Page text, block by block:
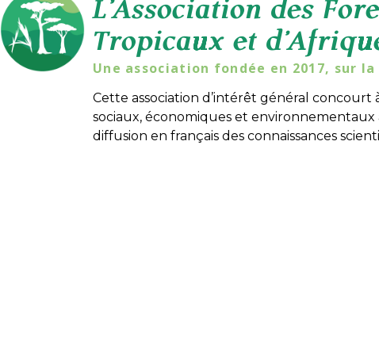
L’Association des
Tropicaux et
Une association fondée en 2017, sur
Cette association d’intérêt général
sociaux, économiques et environnementaux
diffusion en français des connaissances